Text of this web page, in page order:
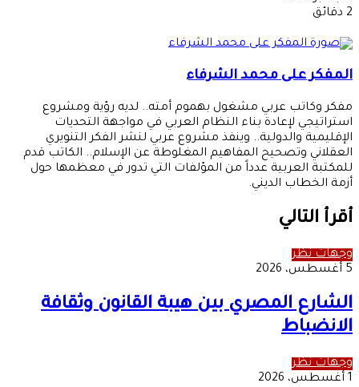
2 دقائق
المفكر على محمد الشرفاء
مفكر وكاتب عربي مشغول بهموم أمته.. لديه رؤية ومشروع
استراتيجي لإعادة بناء النظام العربي في مواجهة التحديات
الإقليمية والدولية.. وينفذ مشروع عربي لنشر الفكر التنويري
العقلاني وتصحيح المفاهيم المغلوطة عن الإسلام.. الكاتب قدم
للمكتبة العربية عدداً من المؤلفات التي تدور في معظمها حول
أزمة الخطاب الديني.
أقرأ التالي
وجهات نظر
5 أغسطس، 2026
الشارع المصري بين هيبة القانون وثقافة
الانضباط
وجهات نظر
1 أغسطس، 2026